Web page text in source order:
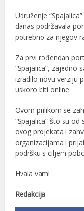
Udruženje
danas podržavala
potrebno za njegov
Za prvi rođendan
“Spajalica”, zajedno
izradilo novu verziju
uskoro biti online.
Ovom prilikom se
“Spajalica” što su
ovog projekata i
organizacijama i
podršku s ciljem
Hvala vam!
Redakcija